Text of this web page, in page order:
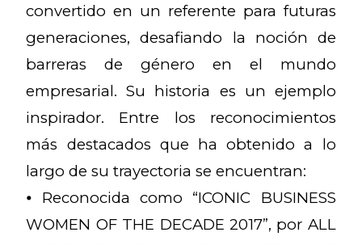
convertido en un referente para futuras
generaciones, desafiando la noción de
barreras de género en el mundo
empresarial. Su historia es un ejemplo
inspirador. Entre los reconocimientos
más destacados que ha obtenido a lo
largo de su trayectoria se encuentran:
⦁ Reconocida como “ICONIC BUSINESS
WOMEN OF THE DECADE 2017”, por ALL